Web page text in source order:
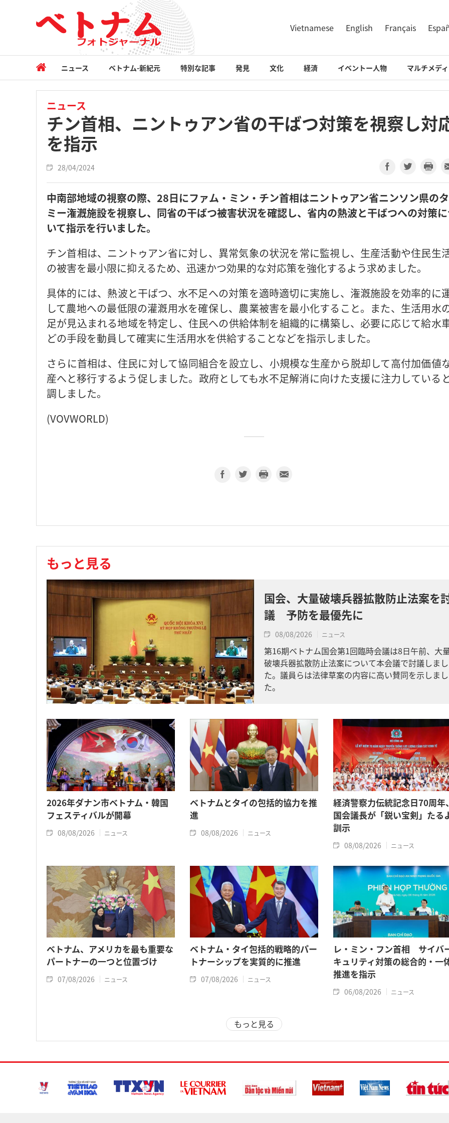
Vietnamese English Français
ニュース ベトナム-新紀元 特別な記事 発見 文化 経済 イベントー人物 マルチメデ
ニュース
チン首相、ニントゥアン省の干ばつ対策を視察し対
を指示
28/04/2024
中南部地域の視察の際、28日にファム・ミン・チン首相はニントゥアン省ニンソン県の
ミー潅漑施設を視察し、同省の干ばつ被害状況を確認し、省内の熱波と干ばつへの対策
いて指示を行いました。
チン首相は、ニントゥアン省に対し、異常気象の状況を常に監視し、生産活動や住民生
の被害を最小限に抑えるため、迅速かつ効果的な対応策を強化するよう求めました。
具体的には、熱波と干ばつ、水不足への対策を適時適切に実施し、潅漑施設を効率的に
して農地への最低限の灌漑用水を確保し、農業被害を最小化すること。また、生活用水
足が見込まれる地域を特定し、住民への供給体制を組織的に構築し、必要に応じて給水
どの手段を動員して確実に生活用水を供給することなどを指示しました。
さらに首相は、住民に対して協同組合を設立し、小規模な生産から脱却して高付加価値
産へと移行するよう促しました。政府としても水不足解消に向けた支援に注力している
調しました。
(VOVWORLD)
もっと見る
国会、大量破壊兵器拡散防止法案を
議 予防を最優先に
08/08/2026 ニュース
第16期ベトナム国会第1回臨時会議は8日午前、大
破壊兵器拡散防止法案について本会議で討議しまし
た。議員らは法律草案の内容に高い賛同を示しまし
た。
2026年ダナン市ベトナム・韓国
フェスティバルが開幕
08/08/2026 ニュース
ベトナムとタイの包括的協力を推
進
08/08/2026 ニュース
経済警察力伝統記念日70周年
国会議長が「鋭い宝剣」たる
訓示
08/08/2026 ニュース
ベトナム、アメリカを最も重要な
パートナーの一つと位置づけ
07/08/2026 ニュース
ベトナム・タイ包括的戦略的パー
トナーシップを実質的に推進
07/08/2026 ニュース
レ・ミン・フン首相 サイバ
キュリティ対策の総合的・一
推進を指示
06/08/2026 ニュース
もっと見る